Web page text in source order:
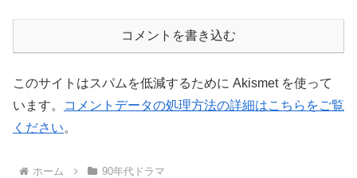
コメントを書き込む
このサイトはスパムを低減するために Akismet を使って
います。
コメントデータの処理方法の詳細はこちらをご覧
ください。
ホーム 90年代ドラマ